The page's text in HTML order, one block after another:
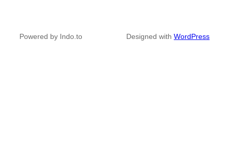
Powered by Indo.to Designed with WordPress